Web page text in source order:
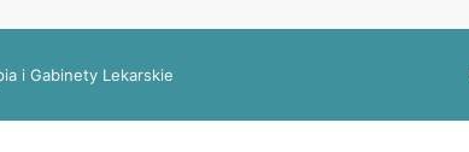
i Gabinety Lekarskie